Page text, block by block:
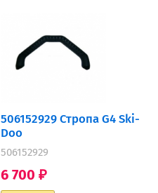
506152929 Стропа G4 Ski-
Doo
506152929
6 700 ₽